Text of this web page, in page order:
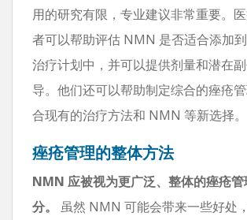
用的研究有限，专业建议非常重要。
者可以帮助评估 NMN 是否适合添加
治疗计划中，并可以提供剂量和潜在
导。他们还可以帮助制定综合的痤疮
合现有的治疗方法和 NMN 等新选择。
痤疮管理的整体方法
NMN 应被视为更广泛、整体的痤疮
分。
虽然 NMN 可能会带来一些好处